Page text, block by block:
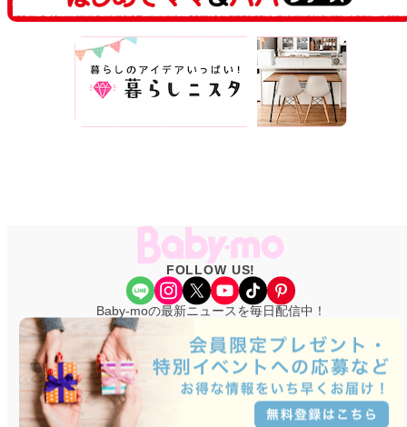
FOLLOW US!
Share Icon Instagram X YouTube TikTok Pinterest
Baby-moの最新ニュースを毎日配信中！